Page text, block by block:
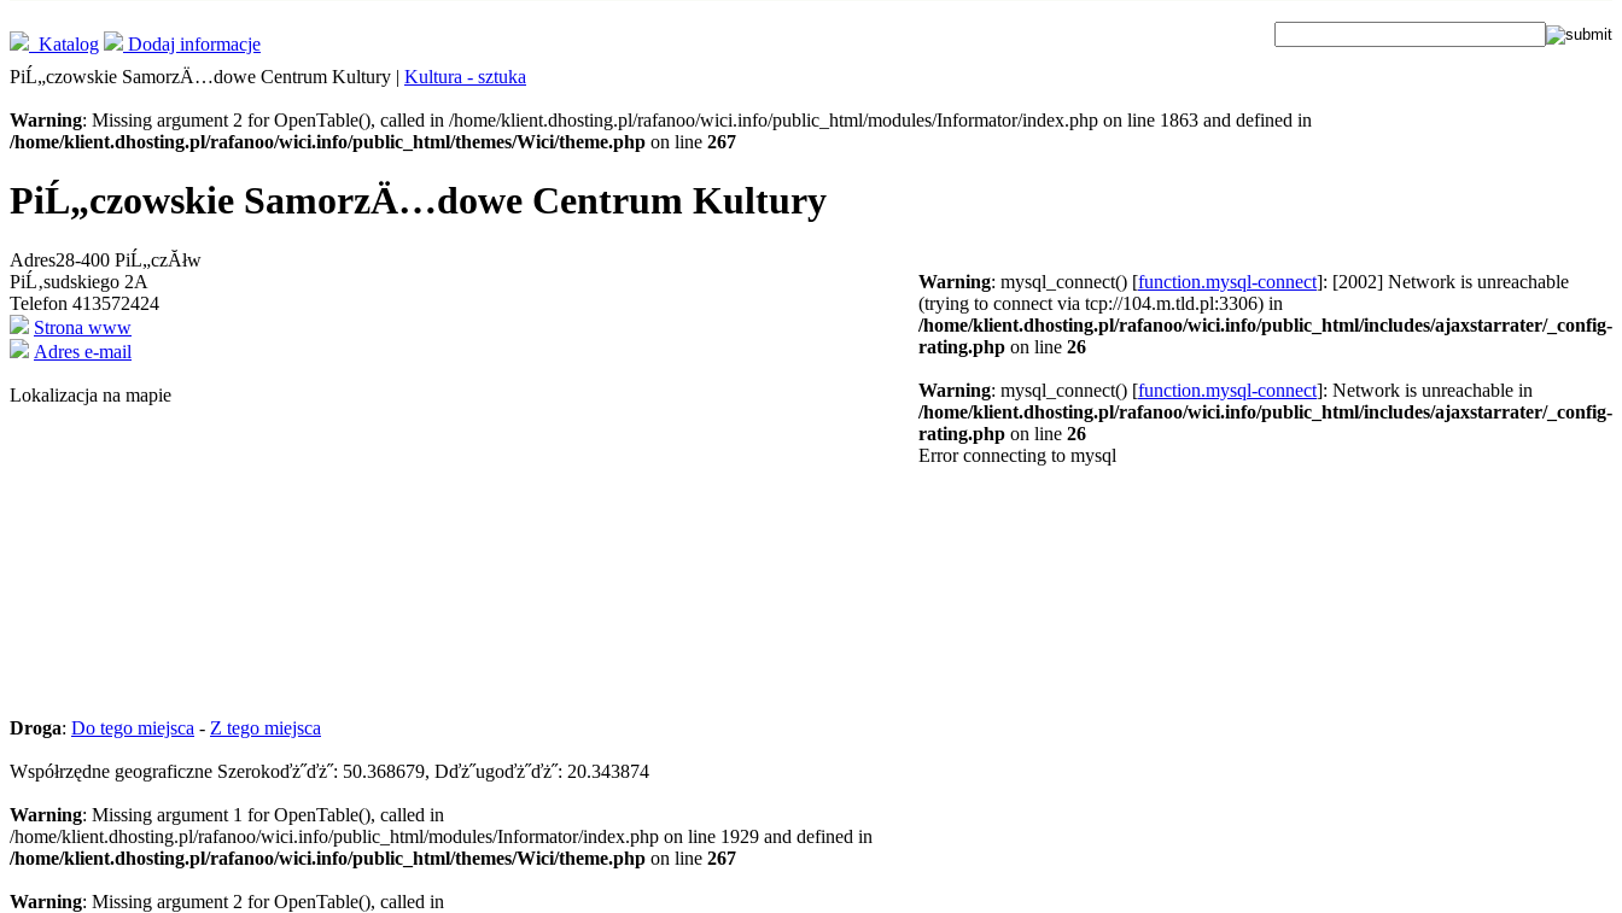
Katalog
Dodaj informacje
PiĹ„czowskie SamorzÄ…dowe Centrum Kultury | Kultura - sztuka
Warning: Missing argument 2 for OpenTable(), called in /home/klient.dhosting.pl/rafanoo/wici.info/public_html/modules/Informator/index.php on line 1863 and defined in
/home/klient.dhosting.pl/rafanoo/wici.info/public_html/themes/Wici/theme.php on line 267
PiĹ„czowskie SamorzÄ…dowe Centrum Kultury
Adres28-400 PiĹ„czĂłw
PiĹ‚sudskiego 2A
Telefon 413572424
Strona www
Adres e-mail
Lokalizacja na mapie
Droga: Do tego miejsca - Z tego miejsca
Współrzędne geograficzne Szerokoďż˝ďż˝: 50.368679, Dďż˝ugoďż˝ďż˝: 20.343874
Warning: Missing argument 1 for OpenTable(), called in
/home/klient.dhosting.pl/rafanoo/wici.info/public_html/modules/Informator/index.php on line 1929 and defined in
/home/klient.dhosting.pl/rafanoo/wici.info/public_html/themes/Wici/theme.php on line 267
Warning: Missing argument 2 for OpenTable(), called in
Warning: mysql_connect() [function.mysql-connect]: [2002] Network is unreachable
(trying to connect via tcp://104.m.tld.pl:3306) in
/home/klient.dhosting.pl/rafanoo/wici.info/public_html/includes/ajaxstarrater/_config-
rating.php on line 26
Warning: mysql_connect() [function.mysql-connect]: Network is unreachable in
/home/klient.dhosting.pl/rafanoo/wici.info/public_html/includes/ajaxstarrater/_config-
rating.php on line 26
Error connecting to mysql